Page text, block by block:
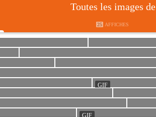
Toutes les images de
25 AFFICHES